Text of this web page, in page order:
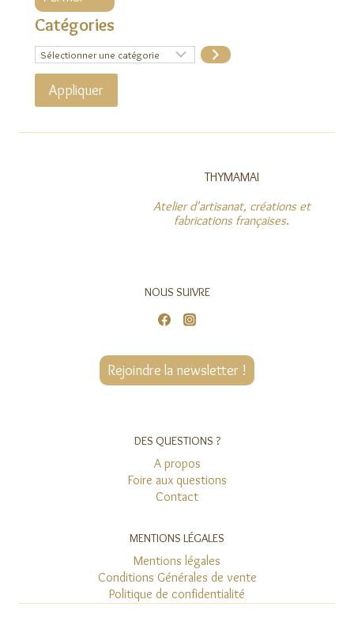
Catégories
Sélectionner
une
catégorie
Appliquer
THYMAMAI
Atelier d'artisanat, créations et
fabrications françaises.
NOUS SUIVRE
Rejoindre la newsletter !
DES QUESTIONS ?
A propos
Foire aux questions
Contact
MENTIONS LÉGALES
Mentions légales
Conditions Générales de vente
Politique de confidentialité